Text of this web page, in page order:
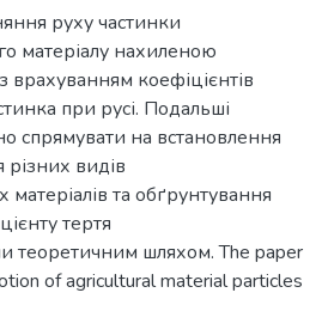
руху частинки
матеріалу нахиленою
коефіцієнтів
при русі. Подальші
спрямувати на встановлення
різних видів
матеріалів та обґрунтування
тертя
теоретичним шляхом. The paper
of agricultural material particles